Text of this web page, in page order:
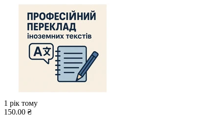
1 рік тому
150.00 ₴